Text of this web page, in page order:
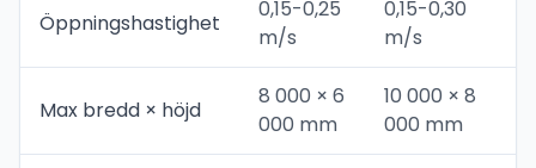
Öppningshastighet
0,15-0,25
m/s
0,15-0,30
m/s
Max bredd × höjd
8 000 × 6
000 mm
10 000 × 8
000 mm